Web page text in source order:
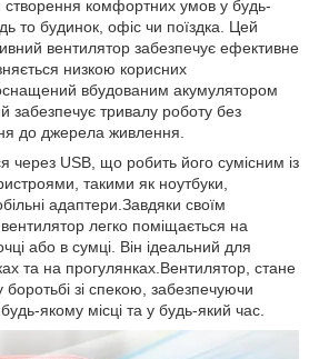
створення комфортних умов у будь-
то будинок, офіс чи поїздка. Цей
вентилятор забезпечує ефективне
низкою корисних
вбудованим акумулятором
забезпечує тривалу роботу без
до джерела живлення.
через USB, що робить його сумісним із
такими як ноутбуки,
адаптери.Завдяки своїм
легко поміщається на
або в сумці. Він ідеальний для
та на прогулянках.Вентилятор, стане
зі спекою, забезпечуючи
якому місці та у будь-який час.